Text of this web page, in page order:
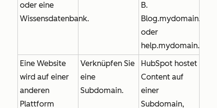
oder eine
Wissensdatenbank.
B.
Blog.mydomain.com
oder
help.mydomain.com
Eine Website
wird auf einer
anderen
Plattform
Verknüpfen Sie
eine
Subdomain.
HubSpot hostet
Content auf
einer
Subdomain,